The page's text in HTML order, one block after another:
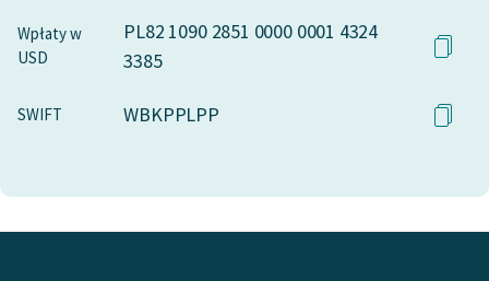
Wpłaty w
USD
PL82 1090 2851 0000 0001 4324
3385
SWIFT WBKPPLPP